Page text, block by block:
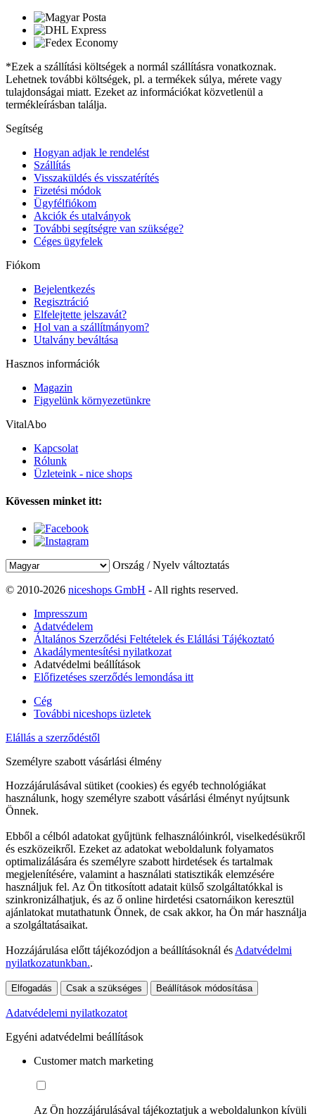
*Ezek a szállítási költségek a normál szállításra vonatkoznak.
Lehetnek további költségek, pl. a termékek súlya, mérete vagy
tulajdonságai miatt. Ezeket az információkat közvetlenül a
termékleírásban találja.
Segítség
Hogyan adjak le rendelést
Szállítás
Visszaküldés és visszatérítés
Fizetési módok
Ügyfélfiókom
Akciók és utalványok
További segítségre van szüksége?
Céges ügyfelek
Fiókom
Bejelentkezés
Regisztráció
Elfelejtette jelszavát?
Hol van a szállítmányom?
Utalvány beváltása
Hasznos információk
Magazin
Figyelünk környezetünkre
VitalAbo
Kapcsolat
Rólunk
Üzleteink - nice shops
Kövessen minket itt:
Ország / Nyelv változtatás
© 2010-2026 niceshops GmbH - All rights reserved.
Impresszum
Adatvédelem
Általános Szerződési Feltételek és Elállási Tájékoztató
Akadálymentesítési nyilatkozat
Adatvédelmi beállítások
Előfizetéses szerződés lemondása itt
Cég
További niceshops üzletek
Elállás a szerződéstől
Személyre szabott vásárlási élmény
Hozzájárulásával sütiket (cookies) és egyéb technológiákat
használunk, hogy személyre szabott vásárlási élményt nyújtsunk
Önnek.
Ebből a célból adatokat gyűjtünk felhasználóinkról, viselkedésükről
és eszközeikről. Ezeket az adatokat weboldalunk folyamatos
optimalizálására és személyre szabott hirdetések és tartalmak
megjelenítésére, valamint a használati statisztikák elemzésére
használjuk fel. Az Ön titkosított adatait külső szolgáltatókkal is
szinkronizálhatjuk, és az ő online hirdetési csatornáikon keresztül
ajánlatokat mutathatunk Önnek, de csak akkor, ha Ön már használja
a szolgáltatásaikat.
Hozzájárulása előtt tájékozódjon a beállításoknál és Adatvédelmi
nyilatkozatunkban..
Elfogadás Csak a szükséges Beállítások módosítása
Adatvédelemi nyilatkozatot
Egyéni adatvédelmi beállítások
Customer match marketing
Az Ön hozzájárulásával tájékoztatjuk a weboldalunkon kívüli